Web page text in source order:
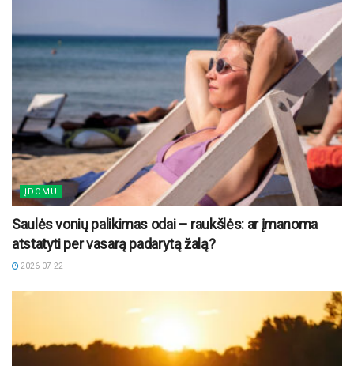
ĮDOMU
Saulės vonių palikimas odai – raukšlės: ar įmanoma
atstatyti per vasarą padarytą žalą?
2026-07-22